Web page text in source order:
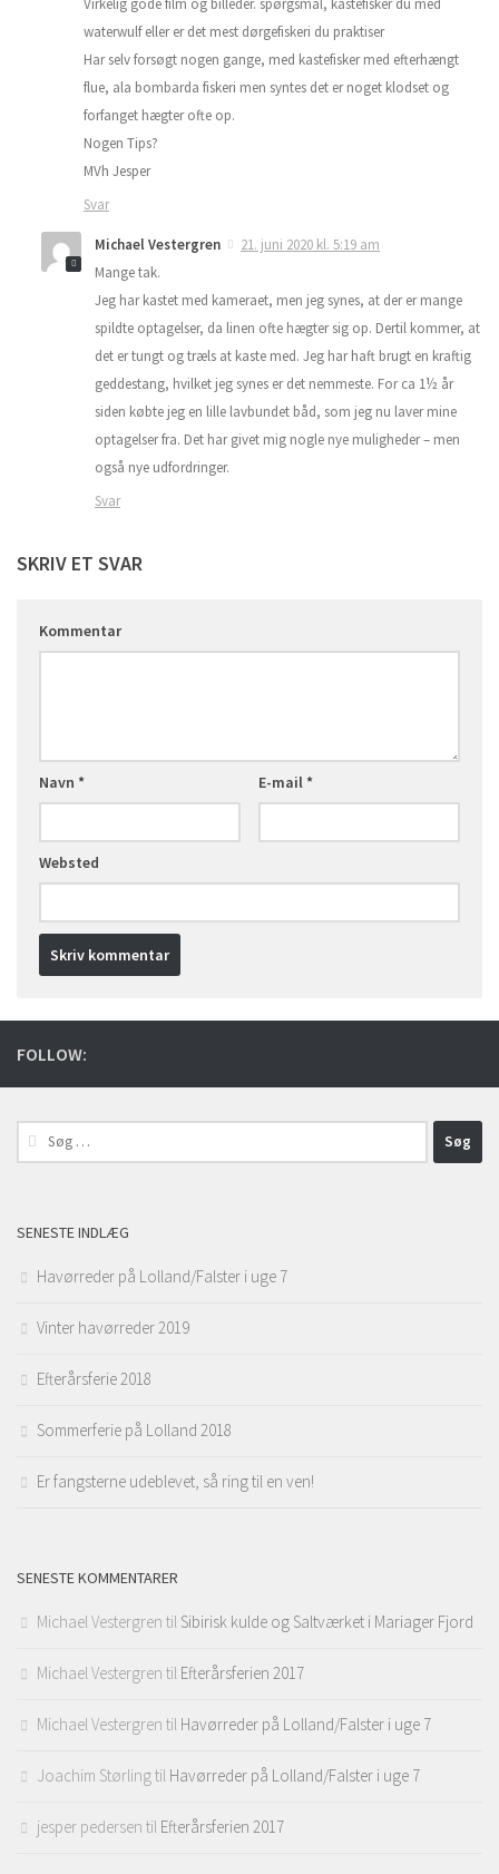
waterwulf eller er det mest dørgefiskeri du praktiser
Har selv forsøgt nogen gange, med kastefisker med efterhængt
flue, ala bombarda fiskeri men syntes det er noget klodset og
forfanget hægter ofte op.
Nogen Tips?
MVh Jesper
Svar
Michael Vestergren
21. juni 2020 kl. 5:19 am
Mange tak.
Jeg har kastet med kameraet, men jeg synes, at der er mange
spildte optagelser, da linen ofte hægter sig op. Dertil kommer, at
det er tungt og træls at kaste med. Jeg har haft brugt en kraftig
geddestang, hvilket jeg synes er det nemmeste. For ca 1½ år
siden købte jeg en lille lavbundet båd, som jeg nu laver mine
optagelser fra. Det har givet mig nogle nye muligheder – men
også nye udfordringer.
Svar
SKRIV ET SVAR
Kommentar
Navn * E-mail*
Websted
FOLLOW:
Søg
efter:
SENESTE INDLÆG
Havørreder på Lolland/Falster i uge 7
Vinter havørreder 2019
Efterårsferie 2018
Sommerferie på Lolland 2018
Er fangsterne udeblevet, så ring til en ven!
SENESTE KOMMENTARER
Michael Vestergren til Sibirisk kulde og Saltværket i Mariager Fjord
Michael Vestergren til Efterårsferien 2017
Michael Vestergren til Havørreder på Lolland/Falster i uge 7
Joachim Størlingtil Havørreder på Lolland/Falster i uge 7
jesper pedersen til Efterårsferien 2017